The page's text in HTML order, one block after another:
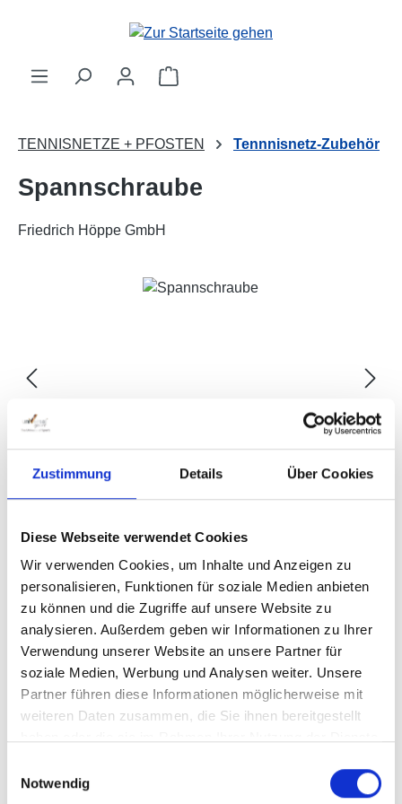
Zustimmung Details Über Cookies
Diese Webseite verwendet Cookies
Wir verwenden Cookies, um Inhalte und Anzeigen zu
personalisieren, Funktionen für soziale Medien anbieten
zu können und die Zugriffe auf unsere Website zu
analysieren. Außerdem geben wir Informationen zu Ihrer
Verwendung unserer Website an unsere Partner für
soziale Medien, Werbung und Analysen weiter. Unsere
Partner führen diese Informationen möglicherweise mit
weiteren Daten zusammen, die Sie ihnen bereitgestellt
Notwendig
Zum Hauptinhalt springen
Warenkorb enthält 0 Positionen.
TENNISNETZE + PFOSTEN Tennnisnetz-Zubehör
Spannschraube
Friedrich Höppe GmbH
Bildergalerie überspringen
Regulärer Preis:
19,00 €
Preise inkl. MwSt. zzgl. Versandkosten
Sofort verfügbar, Lieferzeit: 1-3 Werktage